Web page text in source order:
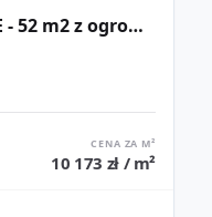
ZIELONE EKO-MIESZKANIE - 52 m2 z ogromnym balkonem
CENA ZA M²
10 173 zł / m²